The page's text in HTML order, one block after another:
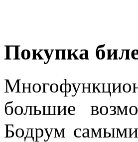
Покупка
большие
Бодрум